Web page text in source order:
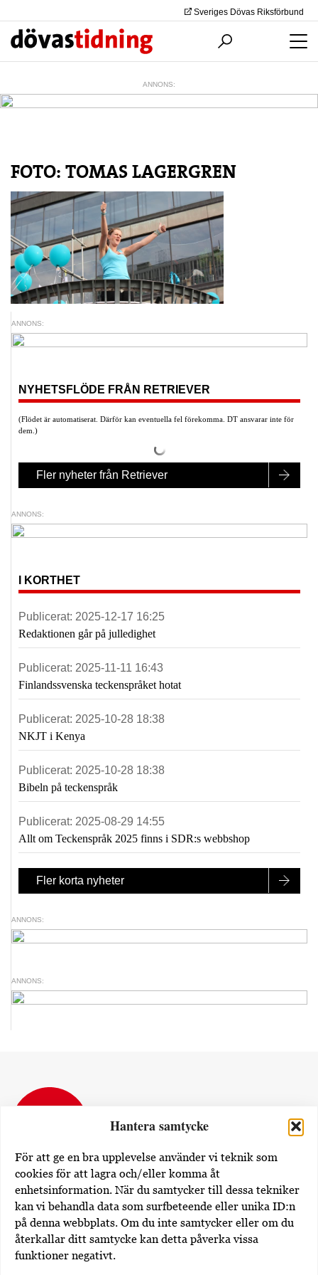
Hantera samtycke
För att ge en bra upplevelse använder vi teknik som
cookies för att lagra och/eller komma åt
enhetsinformation. När du samtycker till dessa tekniker
kan vi behandla data som surfbeteende eller unika ID:n
på denna webbplats. Om du inte samtycker eller om du
återkallar ditt samtycke kan detta påverka vissa
funktioner negativt.
Sveriges Dövas Riksförbund
ANNONS:
FOTO: TOMAS LAGERGREN
ANNONS:
NYHETSFLÖDE FRÅN RETRIEVER
(Flödet är automatiserat. Därför kan eventuella fel förekomma. DT ansvarar inte för
dem.)
Fler nyheter från Retriever
ANNONS:
I KORTHET
Publicerat: 2025-12-17 16:25
Redaktionen går på julledighet
Publicerat: 2025-11-11 16:43
Finlandssvenska teckenspråket hotat
Publicerat: 2025-10-28 18:38
NKJT i Kenya
Publicerat: 2025-10-28 18:38
Bibeln på teckenspråk
Publicerat: 2025-08-29 14:55
Allt om Teckenspråk 2025 finns i SDR:s webbshop
Fler korta nyheter
ANNONS:
ANNONS:
Dövas Tidning
Rissneleden 138
174 57 Sundbyberg